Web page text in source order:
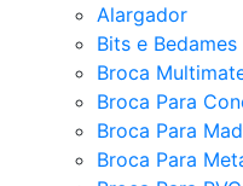
Alargador
Bits e Bedames
Broca
Broca Para
Broca Para
Broca Para